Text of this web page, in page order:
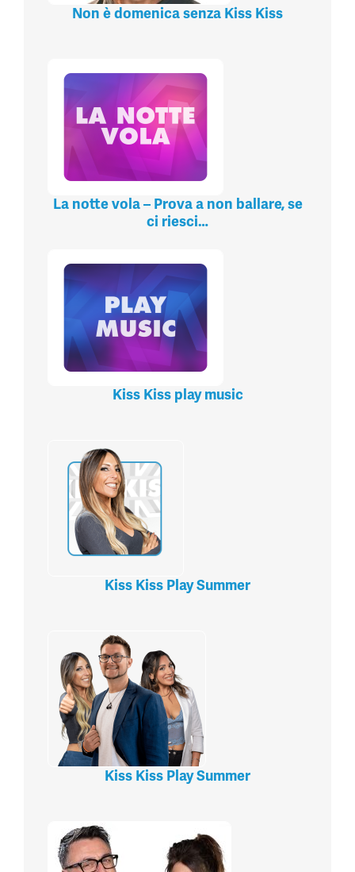
Non è domenica senza Kiss Kiss
La notte vola – Prova a non ballare, se
ci riesci…
Kiss Kiss play music
Kiss Kiss Play Summer
Kiss Kiss Play Summer